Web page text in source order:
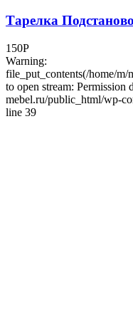
Тарелка
150Р
Warning:
file_put_contents(/home/
to open stream: Permission
mebel.ru/public_html/wp-
line 39